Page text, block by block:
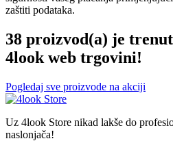
zaštiti podataka.
38 proizvod(a) je
4look web trgovini!
Pogledaj sve proizvode na akciji
Uz 4look Store nikad lakše do
naslonjača!